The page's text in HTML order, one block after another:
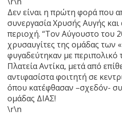
Δεν είναι η πρώτη φορά που
συνεργασία Χρυσής Αυγής
περιοχή. “Τον Αύγουστο του
χρυσαυγίτες της ομάδας των
φυγαδεύτηκαν με περιπολικό
Πλατεία Αντίκα, μετά από
αντιφασίστα φοιτητή σε
όπου κατέφθασαν –σχεδόν-
ομάδας ΔΙΑΣ!
\r\n